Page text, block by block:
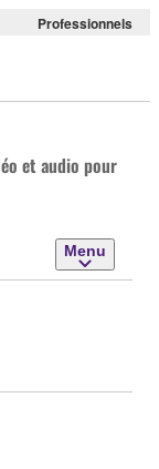
Professionnels
et audio pour
Menu